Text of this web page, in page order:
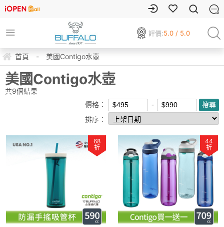
評價:5.0 / 5.0
首頁 - 美國Contigo水壺
美國Contigo水壺
共9個結果
價格：
排序：
68
折
44
折